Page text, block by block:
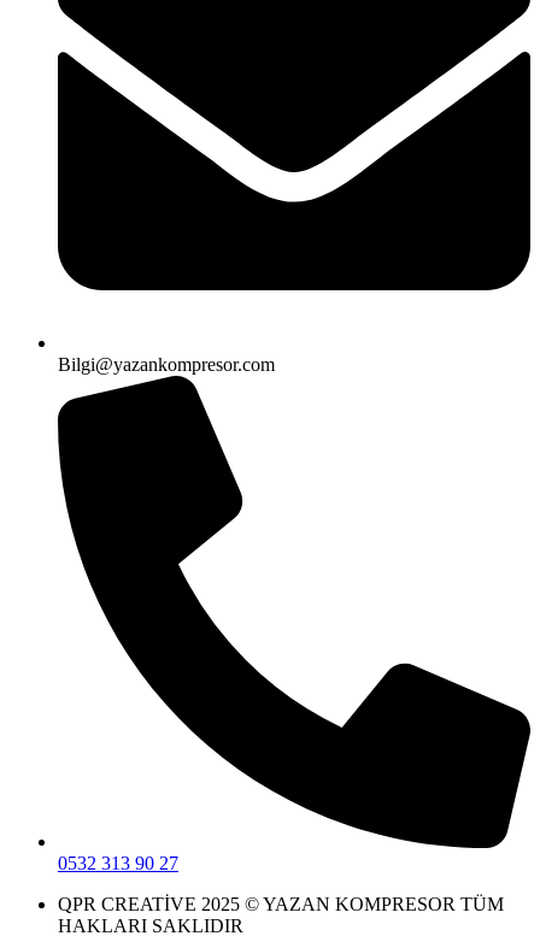
Bilgi@yazankompresor.com
0532 313 90 27
QPR CREATİVE 2025 © YAZAN KOMPRESOR TÜM
HAKLARI SAKLIDIR